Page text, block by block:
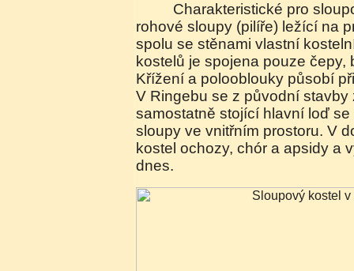
Charakteristické pro sloupové kostely jsou
rohové sloupy (pilíře) ležící na
spolu se stěnami vlastní
kostelů je spojena pouze čepy,
Křížení a polooblouky působí
V Ringebu se z původní stavby
samostatně stojící hlavní loď
sloupy ve vnitřním prostoru. V
kostel ochozy, chór a apsidy a
dnes.